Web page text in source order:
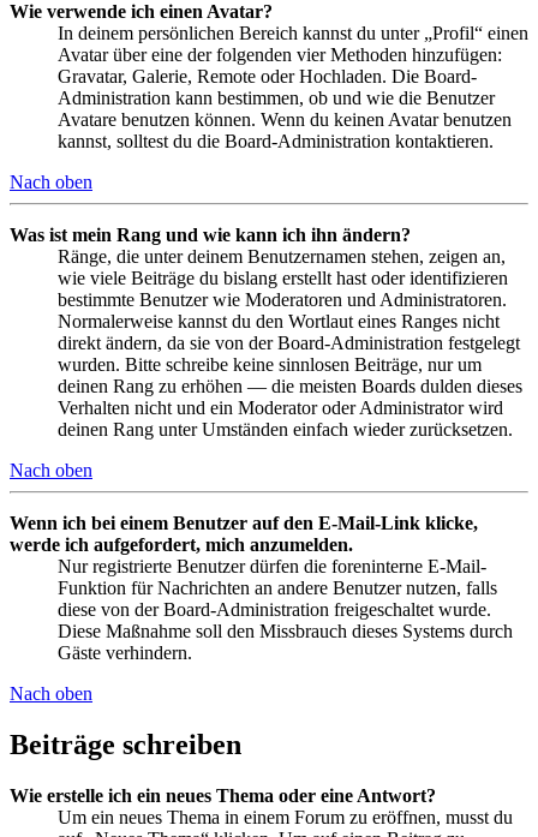
Wie verwende ich einen Avatar?
In deinem persönlichen Bereich kannst du unter „Profil“ einen
Avatar über eine der folgenden vier Methoden hinzufügen:
Gravatar, Galerie, Remote oder Hochladen. Die Board-
Administration kann bestimmen, ob und wie die Benutzer
Avatare benutzen können. Wenn du keinen Avatar benutzen
kannst, solltest du die Board-Administration kontaktieren.
Nach oben
Was ist mein Rang und wie kann ich ihn ändern?
Ränge, die unter deinem Benutzernamen stehen, zeigen an,
wie viele Beiträge du bislang erstellt hast oder identifizieren
bestimmte Benutzer wie Moderatoren und Administratoren.
Normalerweise kannst du den Wortlaut eines Ranges nicht
direkt ändern, da sie von der Board-Administration festgelegt
wurden. Bitte schreibe keine sinnlosen Beiträge, nur um
deinen Rang zu erhöhen — die meisten Boards dulden dieses
Verhalten nicht und ein Moderator oder Administrator wird
deinen Rang unter Umständen einfach wieder zurücksetzen.
Nach oben
Wenn ich bei einem Benutzer auf den E-Mail-Link klicke,
werde ich aufgefordert, mich anzumelden.
Nur registrierte Benutzer dürfen die foreninterne E-Mail-
Funktion für Nachrichten an andere Benutzer nutzen, falls
diese von der Board-Administration freigeschaltet wurde.
Diese Maßnahme soll den Missbrauch dieses Systems durch
Gäste verhindern.
Nach oben
Beiträge schreiben
Wie erstelle ich ein neues Thema oder eine Antwort?
Um ein neues Thema in einem Forum zu eröffnen, musst du